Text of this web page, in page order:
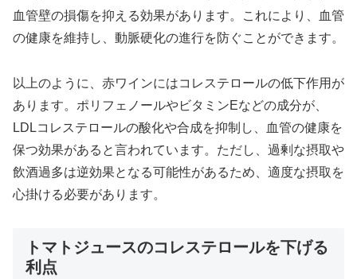
血管壁の損傷を抑える効果があります。これにより、血管
の健康を維持し、動脈硬化の進行を防ぐことができます。
以上のように、赤ワインにはコレステロールの低下作用が
あります。ポリフェノールやビタミンEなどの成分が、
LDLコレステロールの酸化や合成を抑制し、血管の健康を
保つ効果があると言われています。ただし、過剰な摂取や
飲酒過多は逆効果となる可能性があるため、適度な摂取を
心掛ける必要があります。
トマトジュースのコレステロールを下げる
利点